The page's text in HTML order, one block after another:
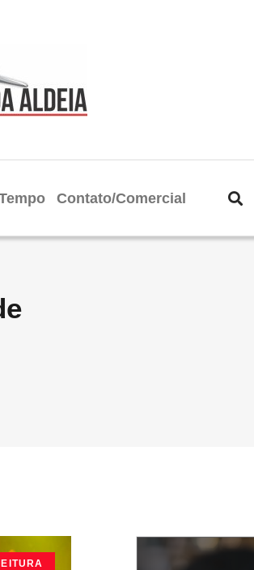
Contato/Comercial